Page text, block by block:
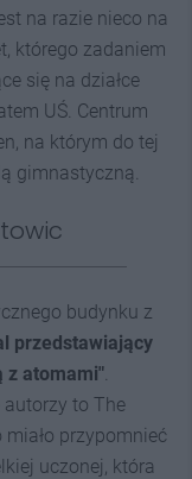
na razie nieco na
którego zadaniem
się na działce
UŚ. Centrum
na którym do tej
gimnastyczną.
budynku z
przedstawiający
z atomami".
autorzy to The
przypomnieć
uczonej, która